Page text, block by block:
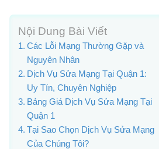
Nội Dung Bài Viết
Các Lỗi Mạng Thường Gặp và
Nguyên Nhân
Dịch Vụ Sửa Mạng Tại Quận 1:
Uy Tín, Chuyên Nghiệp
Bảng Giá Dịch Vụ Sửa Mạng Tại
Quận 1
Tại Sao Chọn Dịch Vụ Sửa Mạng
Của Chúng Tôi?